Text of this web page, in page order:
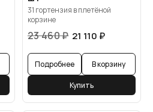
31 гортензия в плетёной
корзине
23 460₽ 21 110 ₽
Подробнее В корзину
Купить